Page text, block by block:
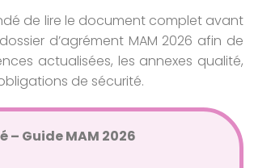
de lire le document complet avant
d’agrément MAM 2026 afin de
actualisées, les annexes qualité,
de sécurité.
– Guide MAM 2026